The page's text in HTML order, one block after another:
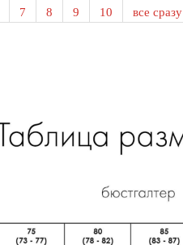
7 8 9 10 все сразу